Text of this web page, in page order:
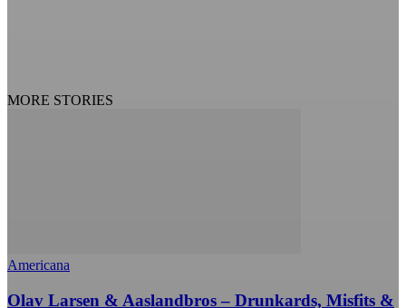
MORE STORIES
Americana
Olav Larsen & Aaslandbros – Drunkards, Misfits &